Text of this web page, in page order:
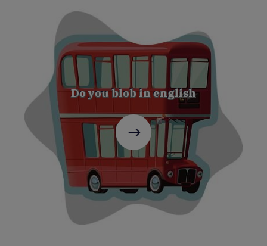
Do you blob in english
C'est
parti
!